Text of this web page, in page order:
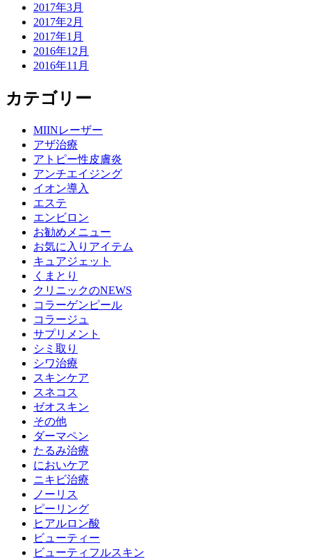
2017年3月
2017年2月
2017年1月
2016年12月
2016年11月
カテゴリー
MIINレーザー
アザ治療
アトピー性皮膚炎
アンチエイジング
イオン導入
エステ
エンビロン
お勧めメニュー
お気に入りアイテム
キュアジェット
くまとり
クリニックのNEWS
コラーゲンピール
コラージュ
サプリメント
シミ取り
シワ治療
スキンケア
スネコス
ゼオスキン
その他
ダーマペン
たるみ治療
においケア
ニキビ治療
ノーリス
ピーリング
ヒアルロン酸
ビューティー
ビューティフルスキン